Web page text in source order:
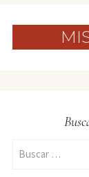
Buscar: